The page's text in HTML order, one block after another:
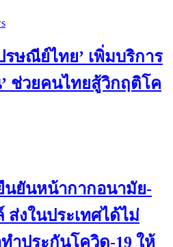
รษณีย์ไทย’ เพิ่มบริการ
ช่วยคนไทยสู้วิกฤติโค
ยันหน้ากากอนามัย-
ส่งในประเทศได้ไม่
ำประกันโควิด-19 ให้